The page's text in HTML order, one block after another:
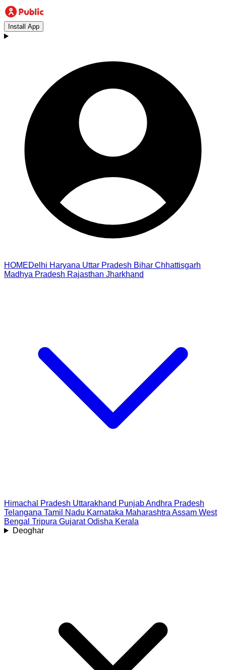
Install App
HOMEDelhi Haryana Uttar Pradesh Bihar Chhattisgarh
Madhya Pradesh Rajasthan Jharkhand
Himachal Pradesh Uttarakhand PunjabAndhra Pradesh
Telangana Tamil Nadu Karnataka Maharashtra Assam West
Bengal Tripura Gujarat Odisha Kerala
Deoghar